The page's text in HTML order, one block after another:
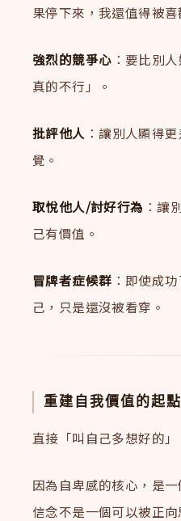
果停下來，我還值得被喜
強烈的競爭心 ：要比別
真的不行」。
批評他人 ：讓別人顯得
覺。
取悅他人/討好行為 ：讓
己有價值。
冒牌者症候群 ：即使成
己，只是還沒被看穿。
重建自我價值的起
直接「叫自己多想好的」
因為自卑感的核心，是
信念不是一個可以被正